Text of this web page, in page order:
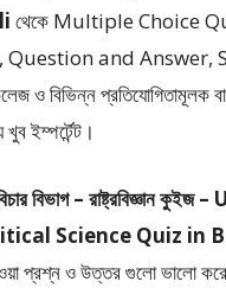
থেকে Multiple Choice
Question and Answer,
ও বিভিন্ন প্রতিযোগিতামূলক বা
ইম্পর্টেন্ট।
বিভাগ – রাষ্ট্রবিজ্ঞান কুইজ
Science Quiz in
প্রশ্ন ও উত্তর গুলো ভালো